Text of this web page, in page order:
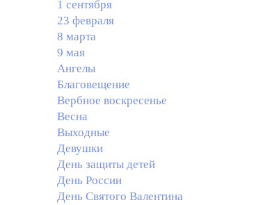
1 сентября
23 февраля
8 марта
9 мая
Ангелы
Благовещение
Вербное воскресенье
Весна
Выходные
Девушки
День защиты детей
День России
День Святого Валентина